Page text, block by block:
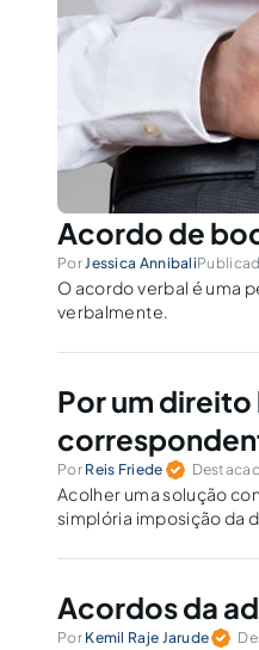
Acordo de
PorJessica Annibali
O acordo verbal é uma
verbalmente.
Por um
Por Reis Friede
Acolher uma solução
simplória imposição da
Acordos da
Por Kemil Raje Jarude